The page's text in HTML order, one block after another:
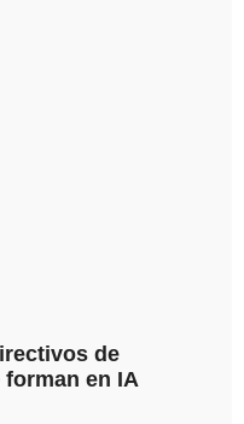
de
en IA